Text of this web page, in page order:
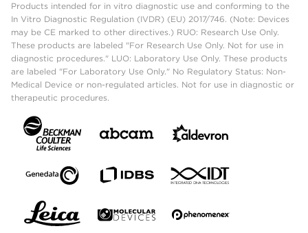
Products intended for in vitro diagnostic use and conforming to the
In Vitro Diagnostic Regulation (IVDR) (EU) 2017/746. (Note: Devices
may be CE marked to other directives.) RUO: Research Use Only.
These products are labeled "For Research Use Only. Not for use in
diagnostic procedures." LUO: Laboratory Use Only. These products
are labeled "For Laboratory Use Only." No Regulatory Status: Non-
Medical Device or non-regulated articles. Not for use in diagnostic or
therapeutic procedures.